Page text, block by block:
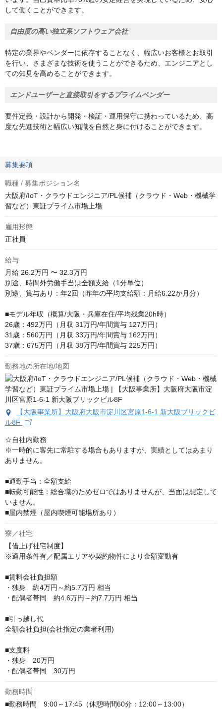
して働くことができます。
自由度の高い独立系ソフトウェア会社
特定の業界やベンダーに依存することなく、幅広いお客様とお取引
を行い、さまざまな技術を使うことができるため、エンジニアとし
ての知見を高めることができます。
エンドユーザーと直接取引をするプライムベンダー
要件定義・設計から開発・検証・運用保守に携わっているため、高
度な先進技術と幅広い知識を自然と身に付けることができます。
募集要項
職種 / 募集ポジション名
大阪府/IoT・クラウドエンジニア/PL候補（クラウド・Web・機械学
習など）東証プライム市場上場
雇用形態
正社員
給与
月給 26.2万円 〜 32.3万円
別途、時間外労働手当は全額支給（1分単位）
別途、賞与あり：年2回（昨年の平均支給額：月給6.22か月分）
■モデル年収（概算/大阪・兵庫在住/平均残業20h時）
26歳：492万円（月収 31万円/年間賞与 127万円）
31歳：560万円（月収 33万円/年間賞与 162万円）
37歳：675万円（月収 38万円/年間賞与 225万円）
勤務地の所在地/地図
【大阪事業所】大阪府大阪市淀川区宮原1-6-1 新大阪ブリックビ
ル8F
☆自社内勤務
※一時的に客先に常駐する場合もありますが、実績としてはあまり
ありません。
■通勤手当：全額支給
■転勤可能性：総合職のためゼロではありませんが、当面は想定して
いません。
■屋内禁煙（屋内喫煙可能場所あり）
寮／社宅
【借上げ社宅制度】
※適用条件有／配属エリアや契約物件により金額変動有
■賃料会社負担額
・独身　約4万円～約5.7万円 相当
・配偶者帯同　約4.6万円～約7.7万円 相当
■引っ越し代
全額会社負担(会社指定の業者利用)
■支度料
・独身　20万円
・配偶者帯同　30万円
勤務時間
■勤務時間　9:00～17:45（休憩時間60分：12:00～13:00）